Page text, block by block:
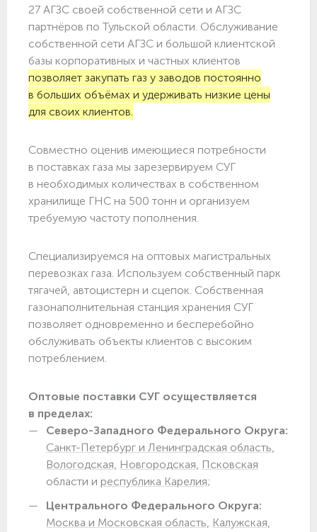
27 АГЗС своей собственной сети и АГЗС
партнёров по Тульской области. Обслуживание
собственной сети АГЗС и большой клиентской
базы корпоративных и частных клиентов
позволяет закупать газ у заводов постоянно
в больших объёмах и удерживать низкие цены
для своих клиентов.
Совместно оценив имеющиеся потребности
в поставках газа мы зарезервируем СУГ
в необходимых количествах в собственном
хранилище ГНС на 500 тонн и организуем
требуемую частоту пополнения.
Специализируемся на оптовых магистральных
перевозках газа. Используем собственный парк
тягачей, автоцистерн и сцепок. Собственная
газонаполнительная станция хранения СУГ
позволяет одновременно и бесперебойно
обслуживать объекты клиентов с высоким
потреблением.
Оптовые поставки СУГ осуществляется
в пределах:
Северо-Западного Федерального Округа:
Санкт-Петербург и Ленинградская область,
Вологодская, Новгородская, Псковская
области и республика Карелия;
Центрального Федерального Округа:
Москва и Московская область, Калужская,